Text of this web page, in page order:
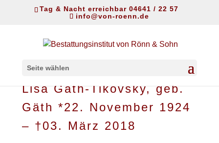
Tag & Nacht erreichbar 04641 / 22 57
info@von-roenn.de
Seite wählen
Lisa Gäth-Tikovsky, geb.
Gäth *22. November 1924
– †03. März 2018